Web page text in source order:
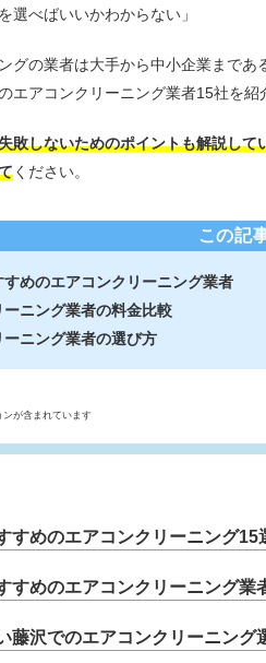
選べばいいかわからない」
グの業者は大手から中小企業まで
エアコンクリーニング業者15社を紹
敗しないためのポイントも解説し
ください。
この記
すめのエアコンクリーニング業者
ーニング業者の料金比較
ーニング業者の選び方
が含まれています
すめのエアコンクリーニング15
すめのエアコンクリーニング業
藤沢でのエアコンクリーニング